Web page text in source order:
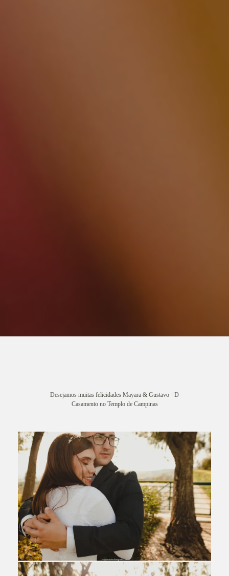
Desejamos muitas felicidades Mayara & Gustavo =D
Casamento no Templo de Campinas